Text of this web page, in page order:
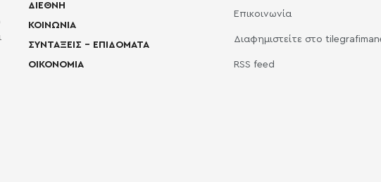
ΔΙΕΘΝΗ
ΚΟΙΝΩΝΙΑ
ΣΥΝΤΑΞΕΙΣ – ΕΠΙΔΟΜΑΤΑ
ΟΙΚΟΝΟΜΙΑ
Επικοινωνία
Διαφημιστείτε στο
RSS feed